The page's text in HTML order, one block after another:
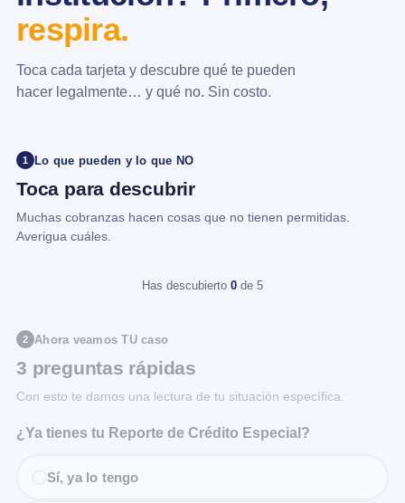
respira.
Toca cada tarjeta y descubre qué te pueden
hacer legalmente… y qué no. Sin costo.
1 Lo que pueden y lo que NO
Toca para descubrir
Muchas cobranzas hacen cosas que no tienen permitidas.
Averigua cuáles.
Has descubierto 0 de 5
2 Ahora veamos TU caso
3 preguntas rápidas
Con esto te damos una lectura de tu situación específica.
¿Ya tienes tu Reporte de Crédito Especial?
Sí, ya lo tengo